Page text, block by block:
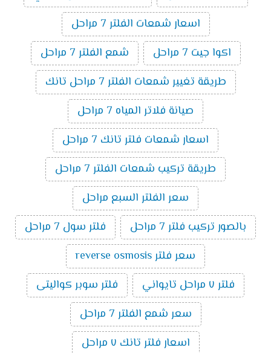
اسعار شمعات الفلتر 7 مراحل
اكوا جيت 7 مراحل
شمع الفلتر 7 مراحل
طريقة تغيير شمعات الفلتر 7 مراحل تانك
صيانة فلاتر المياه 7 مراحل
اسعار شمعات فلتر تانك 7 مراحل
طريقة تركيب شمعات الفلتر 7 مراحل
سعر الفلتر السبع مراحل
بالصور تركيب فلتر 7 مراحل
فلتر سول 7 مراحل
سعر فلتر reverse osmosis
فلتر ٧ مراحل تايواني
فلتر سوبر كواليتى
سعر شمع الفلتر 7 مراحل
اسعار فلتر تانك ٧ مراحل